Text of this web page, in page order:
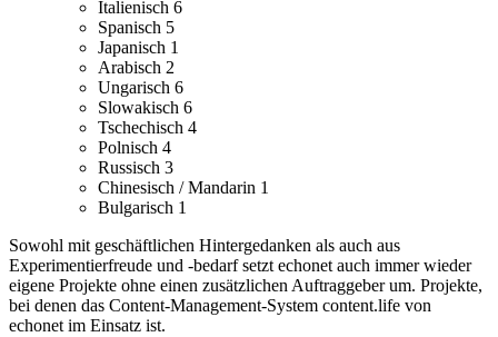
Italienisch 6
Spanisch 5
Japanisch 1
Arabisch 2
Ungarisch 6
Slowakisch 6
Tschechisch 4
Polnisch 4
Russisch 3
Chinesisch / Mandarin 1
Bulgarisch 1
Sowohl mit geschäftlichen Hintergedanken als auch aus
Experimentierfreude und -bedarf setzt echonet auch immer wieder
eigene Projekte ohne einen zusätzlichen Auftraggeber um. Projekte,
bei denen das Content-Management-System content.life von
echonet im Einsatz ist.